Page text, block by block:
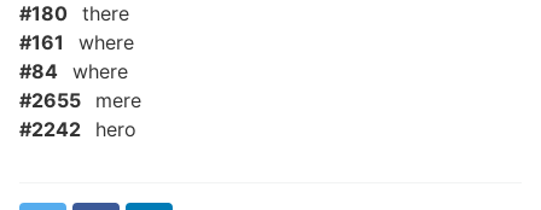
#180 there
#161
where
#84 where
#2655
mere
#2242
hero